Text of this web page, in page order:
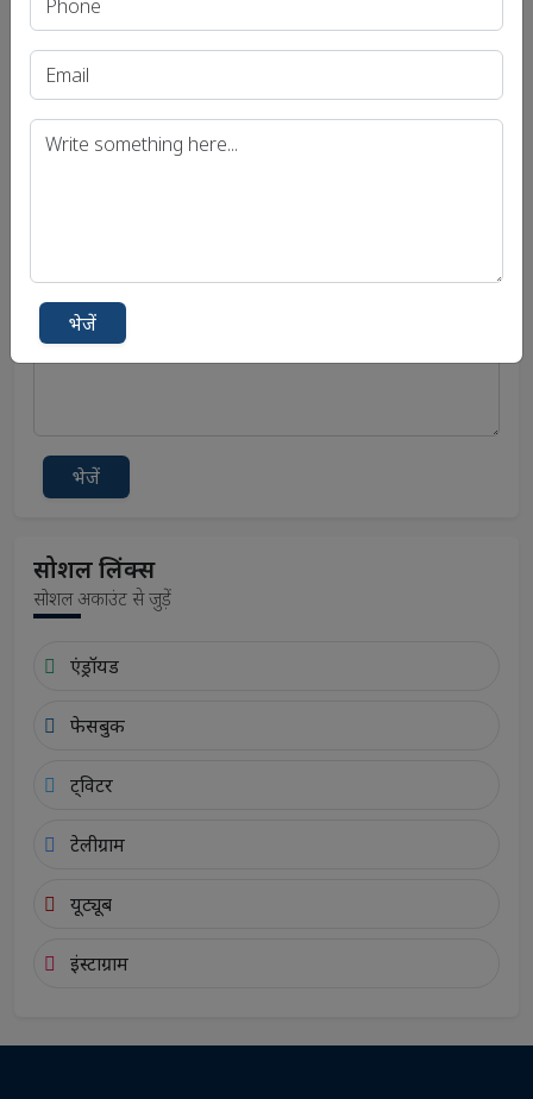
संपर्क में रहे
भेजें
सोशल लिंक्स
सोशल अकाउंट से जुड़ें
एंड्रॉयड
फेसबुक
ट्विटर
टेलीग्राम
यूट्यूब
इंस्टाग्राम
भेजें